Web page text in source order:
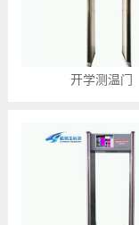
开学测温门